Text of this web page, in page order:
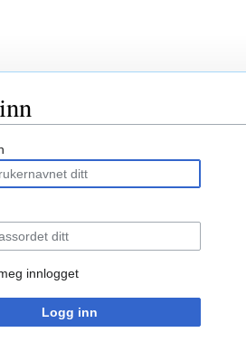
innlogget
Logg inn